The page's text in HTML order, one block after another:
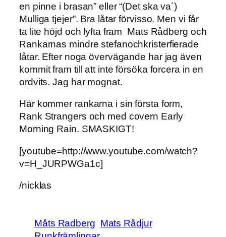
en pinne i brasan” eller “(Det ska va´)
Mulliga tjejer”. Bra låtar förvisso. Men vi får
ta lite höjd och lyfta fram Mats Rådberg och
Rankarnas mindre stefanochkristerfierade
låtar. Efter noga övervägande har jag även
kommit fram till att inte försöka forcera in en
ordvits. Jag har mognat.
Här kommer rankarna i sin första form,
Rank Strangers och med covern Early
Morning Rain. SMASKIGT!
[youtube=http://www.youtube.com/watch?
v=H_JURPWGa1c]
/nicklas
Måts Radberg Mats Rådjur